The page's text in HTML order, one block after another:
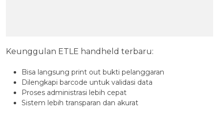
Keunggulan ETLE handheld terbaru:
Bisa langsung print out bukti pelanggaran
Dilengkapi barcode untuk validasi data
Proses administrasi lebih cepat
Sistem lebih transparan dan akurat